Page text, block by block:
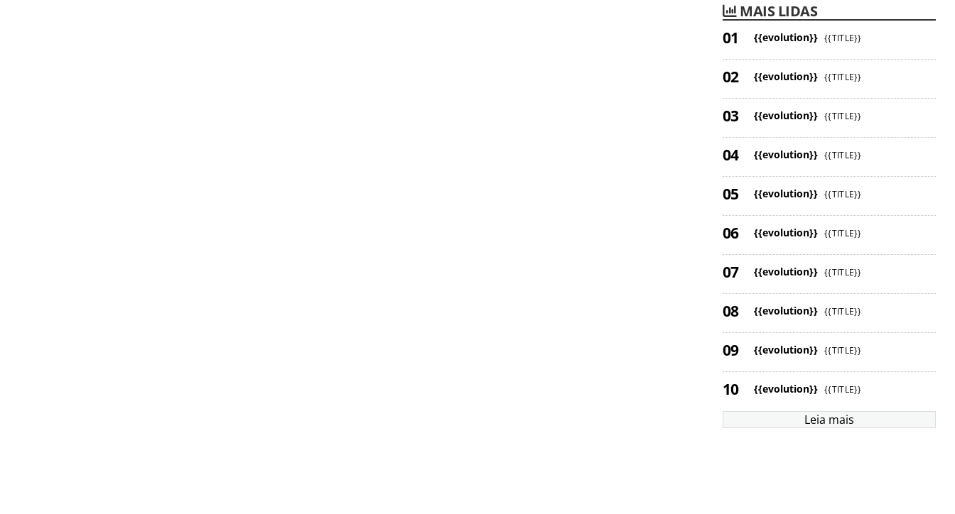
MAIS LIDAS
{{evolution}} {{TITLE}}
{{evolution}} {{TITLE}}
{{evolution}} {{TITLE}}
{{evolution}} {{TITLE}}
{{evolution}} {{TITLE}}
{{evolution}} {{TITLE}}
{{evolution}} {{TITLE}}
{{evolution}} {{TITLE}}
{{evolution}} {{TITLE}}
{{evolution}} {{TITLE}}
Leia mais